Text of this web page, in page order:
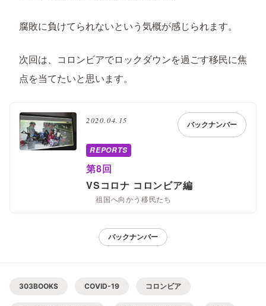
腐敗に負けてられないという気概が感じられます。
次回は、コロンビアでロックダウンを過ごす移民に焦
点を当てたいと思います。
2020.04.15 バックナンバー
REPORTS
第8回
VSコロナ コロンビア編
祖国へ向かう移民たち
バックナンバー
303BOOKS COVID-19 コロンビア